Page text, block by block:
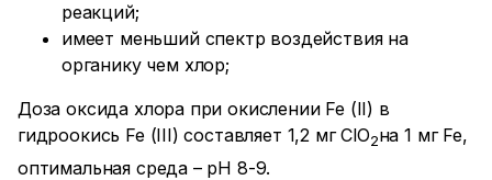
реакций;
имеет меньший спектр воздействия на
органику чем хлор;
Доза оксида хлора при окислении Fe (II) в
гидроокись Fe (III) составляет 1,2 мг ClО2на 1 мг Fe,
оптимальная среда – рН 8-9.